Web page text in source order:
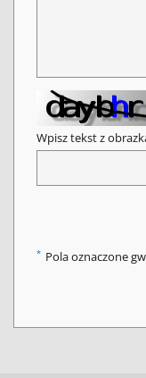
Wpisz tekst z
* Pola oznaczone